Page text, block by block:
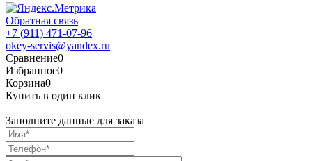
Обратная связь
+7 (911) 471-07-96
okey-servis@yandex.ru
Сравнение0
Избранное0
Корзина0
Купить в один клик
Заполните данные для заказа